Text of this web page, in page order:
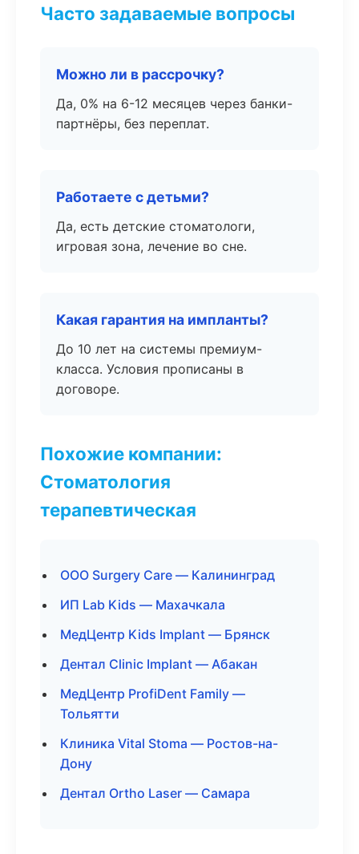
Часто задаваемые вопросы
Можно ли в рассрочку?
Да, 0% на 6-12 месяцев через банки-
партнёры, без переплат.
Работаете с детьми?
Да, есть детские стоматологи,
игровая зона, лечение во сне.
Какая гарантия на импланты?
До 10 лет на системы премиум-
класса. Условия прописаны в
договоре.
Похожие компании:
Стоматология
терапевтическая
ООО Surgery Care — Калининград
ИП Lab Kids — Махачкала
МедЦентр Kids Implant — Брянск
Дентал Clinic Implant — Абакан
МедЦентр ProfiDent Family —
Тольятти
Клиника Vital Stoma — Ростов-на-
Дону
Дентал Ortho Laser — Самара